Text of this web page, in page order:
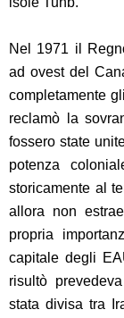
Nel 1971 il
ad ovest del
completamente
reclamò la
fossero state
potenza
storicamente al
allora non
propria
capitale degli
risultò
stata divisa tra